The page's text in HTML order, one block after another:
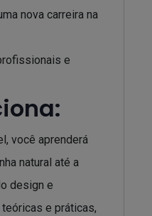
nova carreira na
e
você aprenderá
natural até a
design e
e práticas,